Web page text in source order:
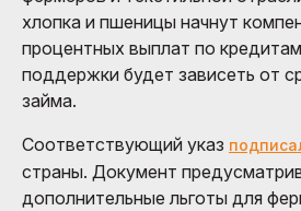
хлопка и пшеницы начнут
процентных выплат по
поддержки будет зависеть от
займа.
Соответствующий указ
страны. Документ
дополнительные льготы для